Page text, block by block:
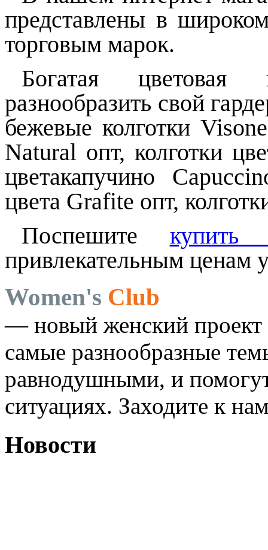
представлены в
торговым марок.
Богатая цветовая
разнообразить свой
бежевые колготки
Natural опт, колготки
цветакапучино
цвета Grafite опт,
Поспешите купить
привлекательным ценам
Women's Club
— новый женский проект
самые разнообразные
равнодушными, и
ситуациях. Заходите к
Новости